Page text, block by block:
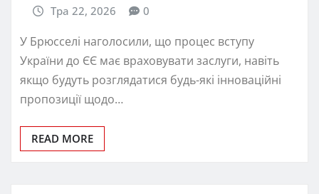
Тра 22, 2026 0
У Брюсселі наголосили, що процес вступу
України до ЄЄ має враховувати заслуги, навіть
якщо будуть розглядатися будь-які інноваційні
пропозиції щодо…
READ MORE